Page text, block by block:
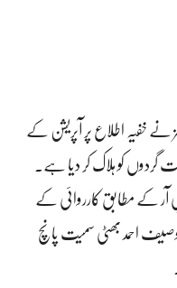
نے خفیہ اطلاع پر آپریشن کے
کو ہلاک کر دیا ہے۔
کے مطابق کارروائی کے
احمد بھٹی سمیت پانچ